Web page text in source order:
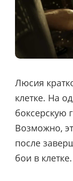
Люсия
клетке. На
боксерскую
Возможно,
после
бои в клетке.